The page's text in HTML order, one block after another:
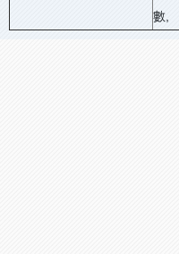
數,